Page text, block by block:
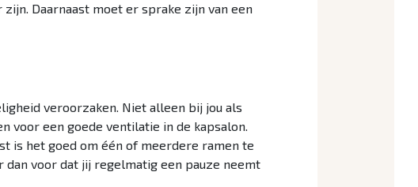
Daarnaast moet er sprake zijn van een
veroorzaken. Niet alleen bij jou als
voor een goede ventilatie in de kapsalon.
is het goed om één of meerdere ramen te
voor dat jij regelmatig een pauze neemt